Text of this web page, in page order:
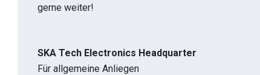
gerne weiter!
SKA Tech Electronics Headquarter
Für allgemeine Anliegen